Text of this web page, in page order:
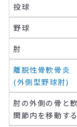
投球
野球
肘
離脱性骨軟骨炎
(外側型野球肘)
肘の外側の骨と
関節内を移動す